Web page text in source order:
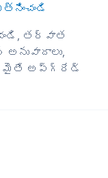
తర్వాత
అప్‌గ్రేడ్